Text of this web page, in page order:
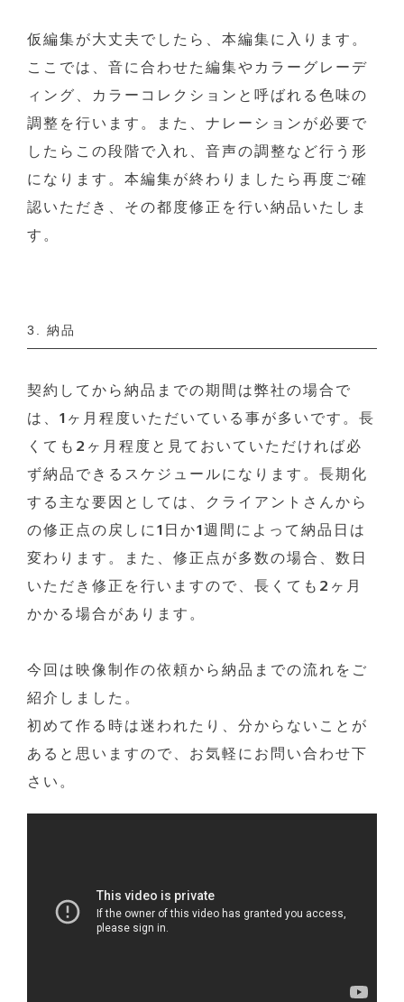
仮編集が大丈夫でしたら、本編集に入ります。
ここでは、音に合わせた編集やカラーグレーデ
ィング、カラーコレクションと呼ばれる色味の
調整を行います。また、ナレーションが必要で
したらこの段階で入れ、音声の調整など行う形
になります。本編集が終わりましたら再度ご確
認いただき、その都度修正を行い納品いたしま
す。
3. 納品
契約してから納品までの期間は弊社の場合で
は、1ヶ月程度いただいている事が多いです。長
くても2ヶ月程度と見ておいていただければ必
ず納品できるスケジュールになります。長期化
する主な要因としては、クライアントさんから
の修正点の戻しに1日か1週間によって納品日は
変わります。また、修正点が多数の場合、数日
いただき修正を行いますので、長くても2ヶ月
かかる場合があります。
今回は映像制作の依頼から納品までの流れをご
紹介しました。
初めて作る時は迷われたり、分からないことが
あると思いますので、お気軽にお問い合わせ下
さい。